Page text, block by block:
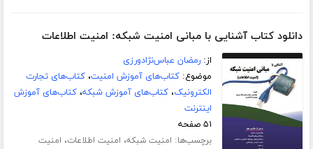
دانلود کتاب آشنایی با مبانی امنیت شبکه: امنیت اطلاعات
از:رمضان عباس‌نژادورزی
موضوع:کتاب‌های آموزش امنیت،کتاب‌های تجارت
الکترونیک،کتاب‌های آموزش شبکه،کتاب‌های آموزش
اینترنت
۵۱ صفحه
برچسب‌ها: امنیت شبکه، امنیت اطلاعات، امنیت